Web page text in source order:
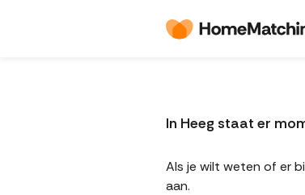
In Heeg staat er
Als je wilt weten of er
aan.